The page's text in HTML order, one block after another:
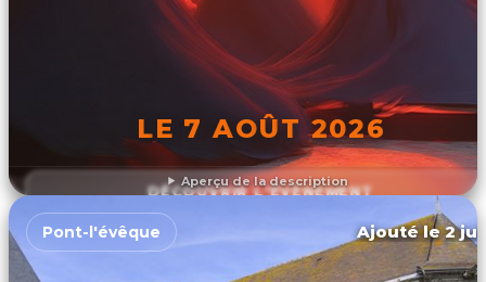
Aperçu de la description
LE 7 AOÛT 2026
DÉCOUVRIR L'ÉVÉNEMENT
Pont-l'évêque Ajouté le 2